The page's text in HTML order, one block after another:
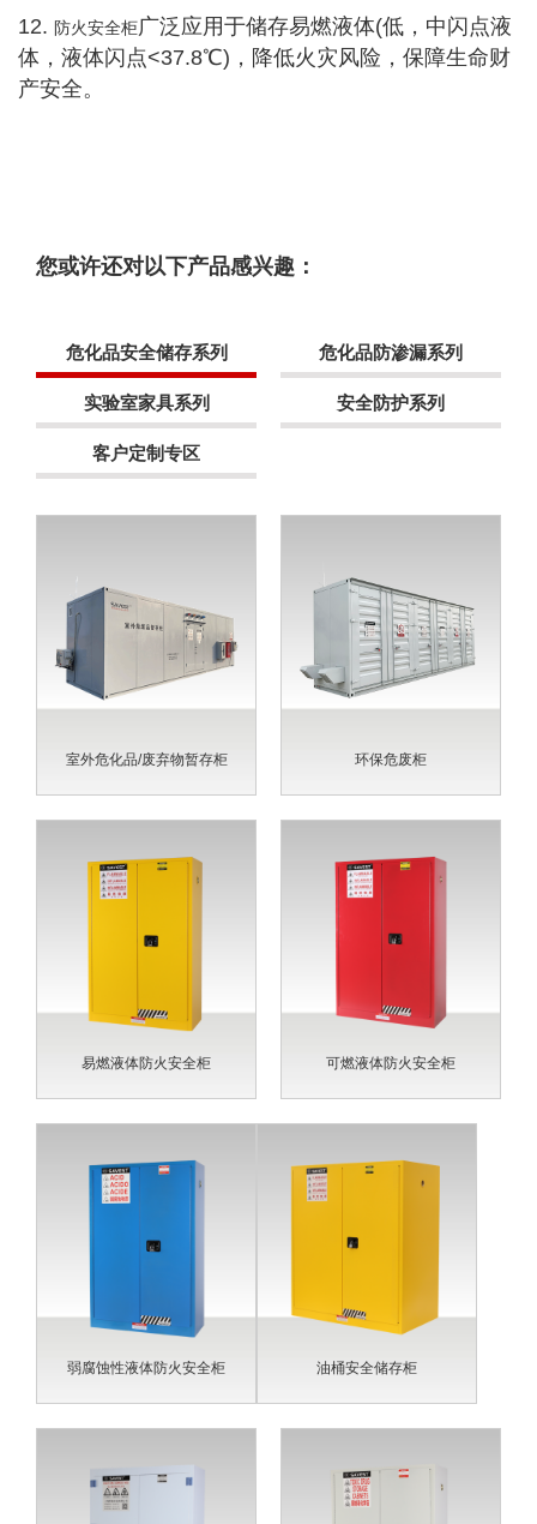
12. 防火安全柜广泛应用于储存易燃液体(低，中闪点液
体，液体闪点<37.8℃)，降低火灾风险，保障生命财
产安全。
您或许还对以下产品感兴趣：
危化品安全储存系列 危化品防渗漏系列
实验室家具系列 安全防护系列
客户定制专区
室外危化品/废弃物暂存柜 环保危废柜
易燃液体防火安全柜 可燃液体防火安全柜
弱腐蚀性液体防火安全柜 油桶安全储存柜